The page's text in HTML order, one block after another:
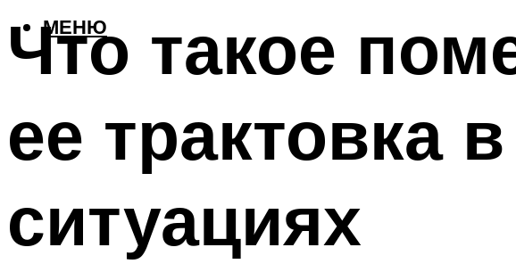
МЕНЮ
Что такое
ее трактовка
ситуациях